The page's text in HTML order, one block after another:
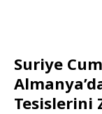
Suriye
Tesislerini